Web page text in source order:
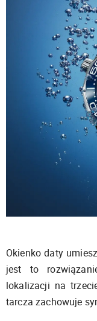
Okienko daty
jest to
lokalizacji na
tarcza zachowuje